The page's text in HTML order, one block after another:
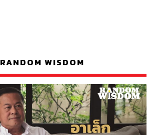
RANDOM WISDOM